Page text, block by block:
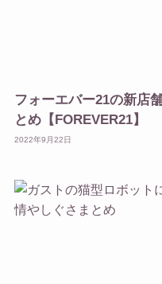
フォーエバー21の新店
とめ【FOREVER21】
2022年9月22日